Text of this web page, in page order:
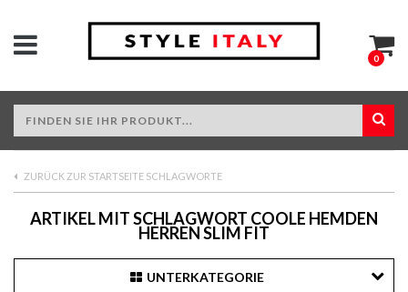
0
ZURÜCK ZUR STARTSEITE SCHLAGWORTE
ARTIKEL MIT SCHLAGWORT COOLE HEMDEN
HERREN SLIM FIT
UNTERKATEGORIE